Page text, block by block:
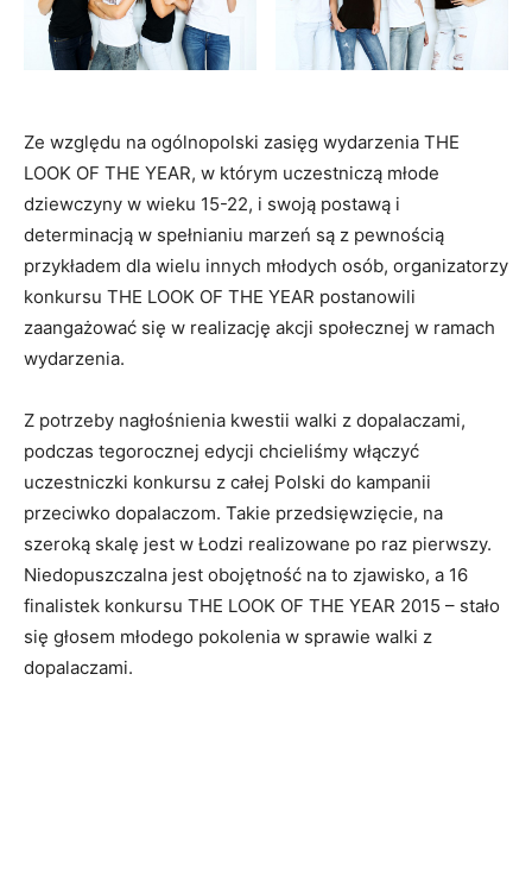
Ze względu na ogólnopolski zasięg wydarzenia THE
LOOK OF THE YEAR, w którym uczestniczą młode
dziewczyny w wieku 15-22, i swoją postawą i
determinacją w spełnianiu marzeń są z pewnością
przykładem dla wielu innych młodych osób, organizatorzy
konkursu THE LOOK OF THE YEAR postanowili
zaangażować się w realizację akcji społecznej w ramach
wydarzenia.
Z potrzeby nagłośnienia kwestii walki z dopalaczami,
podczas tegorocznej edycji chcieliśmy włączyć
uczestniczki konkursu z całej Polski do kampanii
przeciwko dopalaczom. Takie przedsięwzięcie, na
szeroką skalę jest w Łodzi realizowane po raz pierwszy.
Niedopuszczalna jest obojętność na to zjawisko, a 16
finalistek konkursu THE LOOK OF THE YEAR 2015 – stało
się głosem młodego pokolenia w sprawie walki z
dopalaczami.